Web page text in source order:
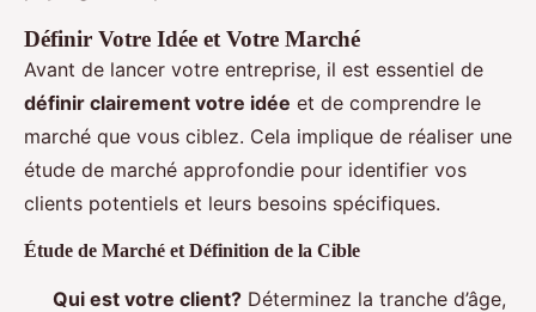
Définir Votre Idée et Votre Marché
Avant de lancer votre entreprise, il est essentiel de
définir clairement votre idée et de comprendre le
marché que vous ciblez. Cela implique de réaliser une
étude de marché approfondie pour identifier vos
clients potentiels et leurs besoins spécifiques.
Étude de Marché et Définition de la Cible
Qui est votre client? Déterminez la tranche d’âge,